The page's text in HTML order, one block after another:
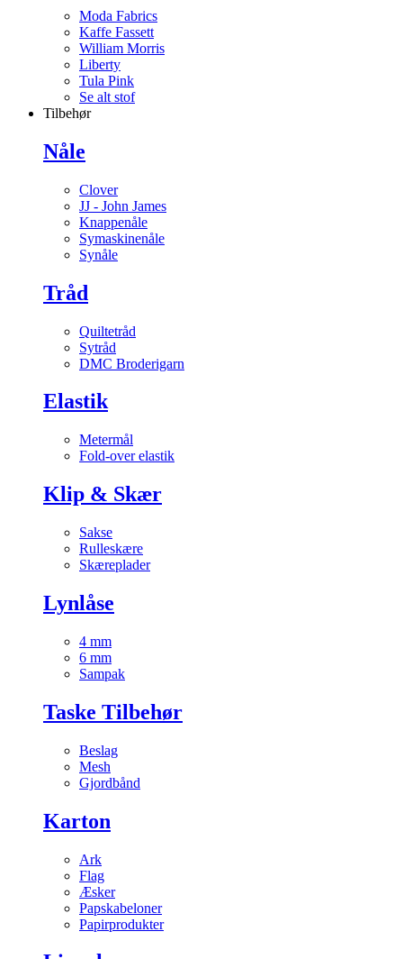
Moda Fabrics
Kaffe Fassett
William Morris
Liberty
Tula Pink
Se alt stof
Tilbehør
Nåle
Clover
JJ - John James
Knappenåle
Symaskinenåle
Synåle
Tråd
Quiltetråd
Sytråd
DMC Broderigarn
Elastik
Metermål
Fold-over elastik
Klip & Skær
Sakse
Rulleskære
Skæreplader
Lynlåse
4 mm
6 mm
Sampak
Taske Tilbehør
Beslag
Mesh
Gjordbånd
Karton
Ark
Flag
Æsker
Papskabeloner
Papirprodukter